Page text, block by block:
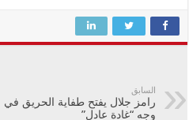
السابق
رامز جلال يفتح طفاية الحريق في
وجه “غادة عادل”